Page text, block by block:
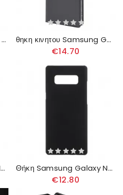
Θήκη Κάλυμμα Samsung Galaxy Note 8 Γδ. Ming Αποσπώμενο θηκη κινητου Samsung Galaxy Note 8 Θήκη Flip Premium Δερμάτινο Εφέ
€14.70
Θήκη Samsung Galaxy Note 8 Tempered Glass Be Yourself Θήκη Samsung Galaxy Note 8 Άκαμπτο
€12.80